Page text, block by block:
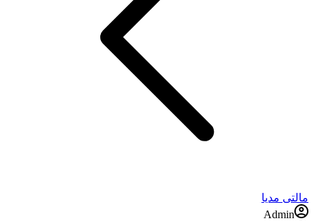
مالتی مدیا
Admin